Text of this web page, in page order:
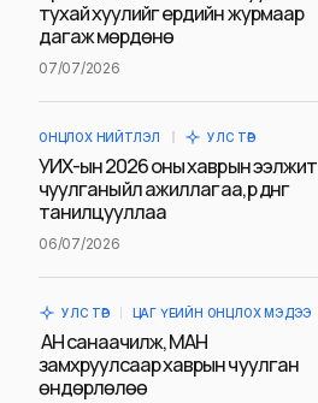
тухай хуулийг ердийн журмаар
дагаж мөрдөнө
07/07/2026
ОНЦЛОХ НИЙТЛЭЛ УЛС ТӨР
УИХ-ын 2026 оны хаврын ээлжит
чуулганы үйл ажиллагаа, үр дүнг
танилцууллаа
06/07/2026
УЛС ТӨР ЦАГ ҮЕИЙН ОНЦЛОХ МЭДЭЭ
АН санаачилж, МАН
замхруулсаар хаврын чуулган
өндөрлөлөө